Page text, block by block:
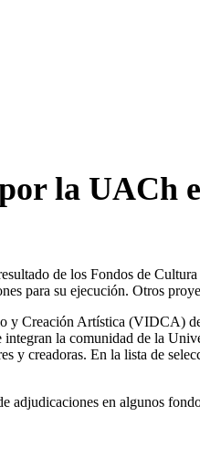
la UACh
de los Fondos de
para su ejecución. Otros
y Creación Artística (VIDCA)
la comunidad de la
creadoras. En la lista de
adjudicaciones en algunos